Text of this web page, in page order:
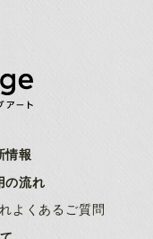
情報
の流れ
よくあるご質問